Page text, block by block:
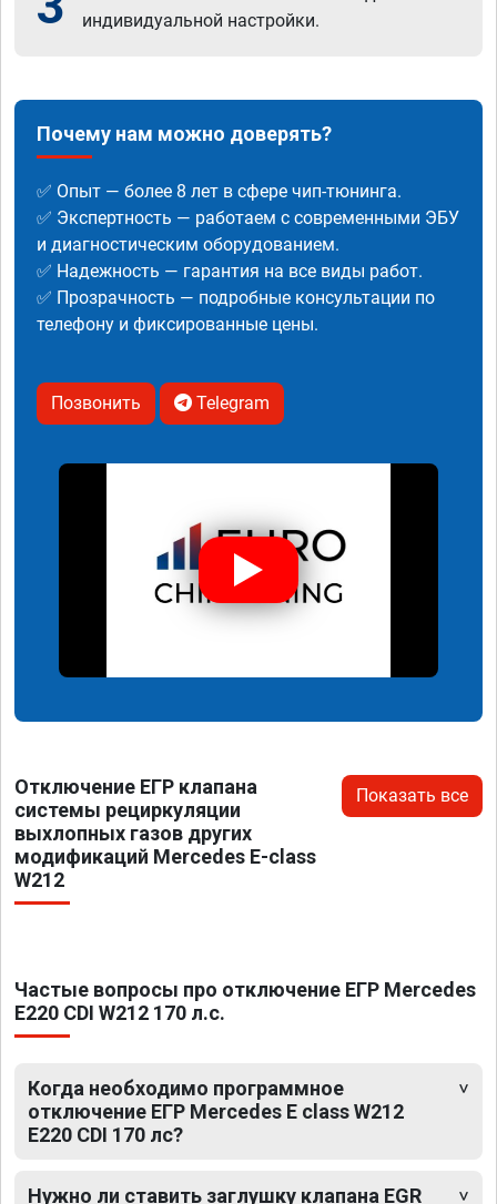
индивидуальной настройки.
Почему нам можно доверять?
✅ Опыт — более 8 лет в сфере чип-тюнинга.
✅ Экспертность — работаем с современными ЭБУ
и диагностическим оборудованием.
✅ Надежность — гарантия на все виды работ.
✅ Прозрачность — подробные консультации по
телефону и фиксированные цены.
Позвонить Telegram
Отключение ЕГР клапана
системы рециркуляции
выхлопных газов других
модификаций Mercedes E-class
W212
Показать все
Частые вопросы про отключение ЕГР Mercedes
E220 CDI W212 170 л.с.
Когда необходимо программное
отключение ЕГР Mercedes E class W212
E220 CDI 170 лс?
Нужно ли ставить заглушку клапана EGR